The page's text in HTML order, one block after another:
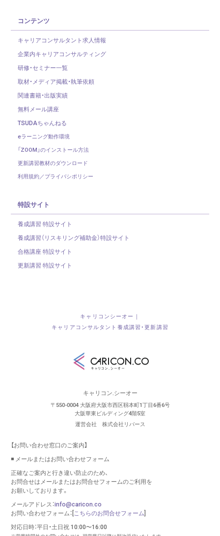
コンテンツ
キャリアコンサルタント求人情報
企業内キャリアコンサルティング
研修・セミナー一覧
取材・メディア掲載・執筆依頼
関連書籍・出版実績
無料メール講座
TSUDAちゃんねる
eラーニング動作環境
「ZOOM」のインストール方法
更新講習教材のダウンロード
利用規約／プライバシポリシー
特設サイト
養成講習 特設サイト
養成講習（リスキリング補助金）特設サイト
合格講座 特設サイト
更新講習 特設サイト
キャリコンシーオー｜
キャリアコンサルタント養成講習・更新講習
キャリコン.シーオー
〒550-0004 大阪府大阪市西区靱本町1丁目6番6号
大阪華東ビルディング4階5室
運営会社 株式会社リバース
【お問い合わせ窓口のご案内】
◾️ メールまたはお問い合わせフォーム
正確なご案内と行き違い防止のため、
お問合せはメールまたはお問合せフォームのご利用を
お願いしております。
メールアドレス：info@caricon.co
お問い合わせフォーム：[こちらのお問合せフォーム]
対応日時：平日・土日祝 10:00〜16:00